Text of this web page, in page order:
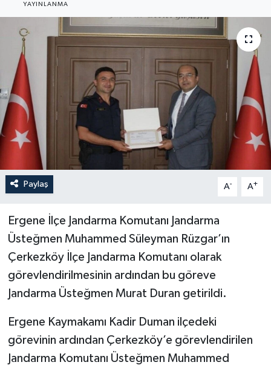
YAYINLANMA
Paylaş A- A+
Ergene İlçe Jandarma Komutanı Jandarma
Üsteğmen Muhammed Süleyman Rüzgar’ın
Çerkezköy İlçe Jandarma Komutanı olarak
görevlendirilmesinin ardından bu göreve
Jandarma Üsteğmen Murat Duran getirildi.
Ergene Kaymakamı Kadir Duman ilçedeki
görevinin ardından Çerkezköy’e görevlendirilen
Jandarma Komutanı Üsteğmen Muhammed
YEREL